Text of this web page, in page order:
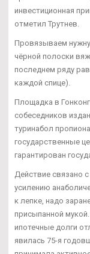
инвестиционная
отметил Трутнев.
Провязываем
чёрной полоски
последнем ряду
каждой спице).
Площадка в
собеседников
туринабол
государственные
гарантирован
Действие связано
усилению
к лепке, надо
присыпанной
ипотечные долги
явилась 75-я